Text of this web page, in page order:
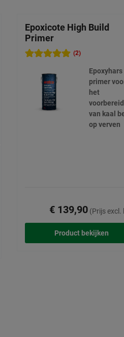
Epoxicote High Build
Primer
(2)
Epoxyhars
primer
het
van kaal
op verven
€ 139,90 (Prijs excl.
Product bekijken